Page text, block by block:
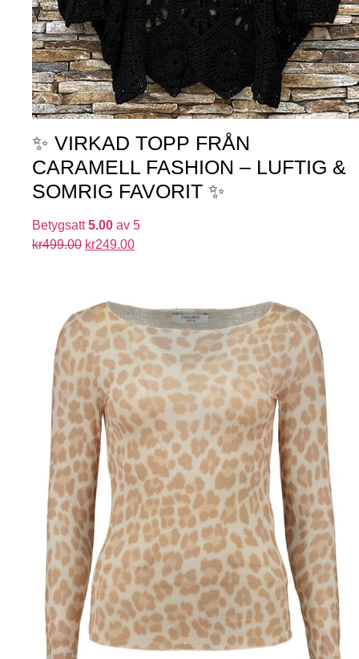
✨ VIRKAD TOPP FRÅN
CARAMELL FASHION – LUFTIG &
SOMRIG FAVORIT ✨
Betygsatt5.00 av 5
kr499.00 kr249.00